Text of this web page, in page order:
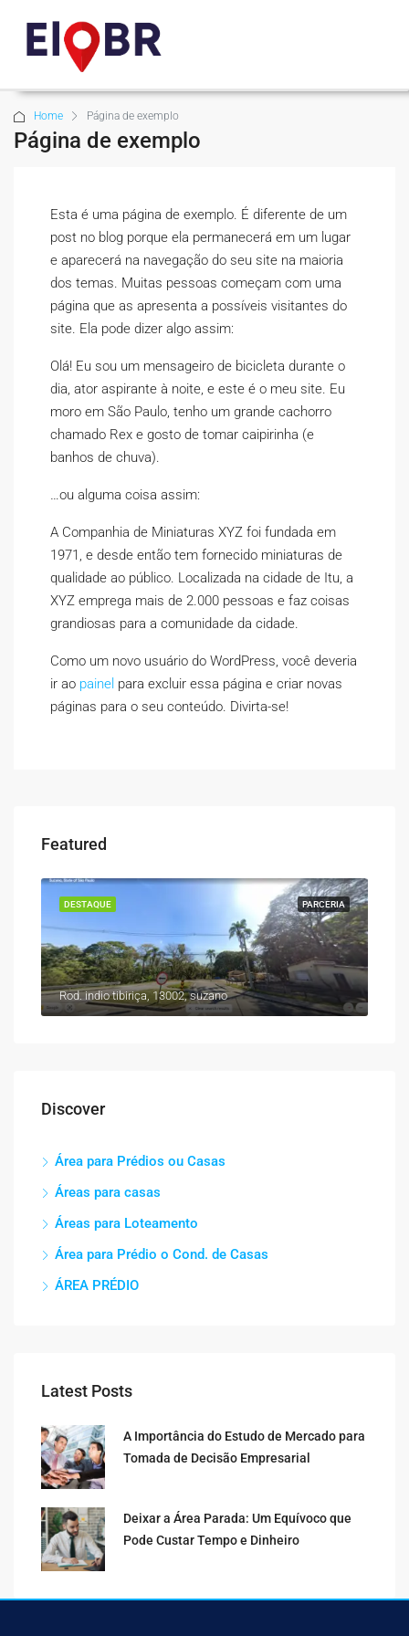
Home Página de exemplo
Página de exemplo
Esta é uma página de exemplo. É diferente de um
post no blog porque ela permanecerá em um lugar
e aparecerá na navegação do seu site na maioria
dos temas. Muitas pessoas começam com uma
página que as apresenta a possíveis visitantes do
site. Ela pode dizer algo assim:
Olá! Eu sou um mensageiro de bicicleta durante o
dia, ator aspirante à noite, e este é o meu site. Eu
moro em São Paulo, tenho um grande cachorro
chamado Rex e gosto de tomar caipirinha (e
banhos de chuva).
…ou alguma coisa assim:
A Companhia de Miniaturas XYZ foi fundada em
1971, e desde então tem fornecido miniaturas de
qualidade ao público. Localizada na cidade de Itu, a
XYZ emprega mais de 2.000 pessoas e faz coisas
grandiosas para a comunidade da cidade.
Como um novo usuário do WordPress, você deveria
ir ao painel para excluir essa página e criar novas
páginas para o seu conteúdo. Divirta-se!
Featured
PARCERIA
DESTAQUE
Rod. indio tibiriça, 13002, suzano
Discover
Área para Prédios ou Casas
Áreas para casas
Áreas para Loteamento
Área para Prédio o Cond. de Casas
ÁREA PRÉDIO
Latest Posts
A Importância do Estudo de Mercado para
Tomada de Decisão Empresarial
Deixar a Área Parada: Um Equívoco que
Pode Custar Tempo e Dinheiro